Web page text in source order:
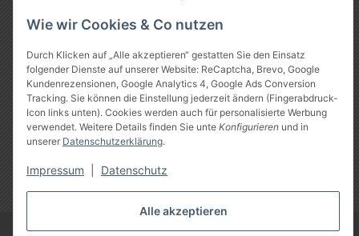
Alle akzeptieren
Wie wir Cookies & Co nutzen
Durch Klicken auf „Alle akzeptieren“ gestatten Sie den Einsatz
folgender Dienste auf unserer Website: ReCaptcha, Brevo, Google
Kundenrezensionen, Google Analytics 4, Google Ads Conversion
Tracking. Sie können die Einstellung jederzeit ändern (Fingerabdruck-
Icon links unten). Cookies werden auch für personalisierte Werbung
verwendet. Weitere Details finden Sie unte Konfigurieren und in
unserer Datenschutzerklärung.
Impressum Datenschutz
Vertrag widerrufen
* Alle Preise inkl. gesetzlicher USt., zzgl.Versand
Google Analytics deaktivieren